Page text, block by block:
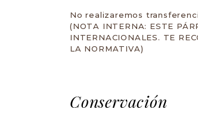
No realizaremos
(NOTA INTERNA: ESTE
INTERNACIONALES. TE
LA NORMATIVA)
Conservación